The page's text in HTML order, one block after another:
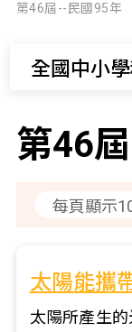
第46屆--民國95年
全國中小
第46
太陽能攜
太陽所產生